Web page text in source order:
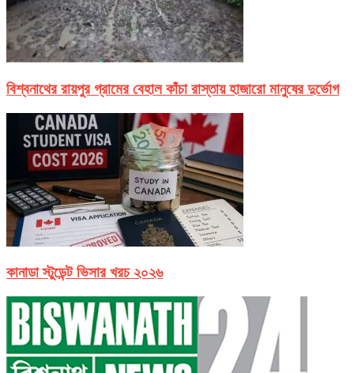
বিশ্বনাথের রায়পুর গ্রামের বেহাল কাঁচা রাস্তায় হাজারো মানুষের দুর্ভোগ
কানাডা স্টুডেন্ট ভিসার খরচ ২০২৬